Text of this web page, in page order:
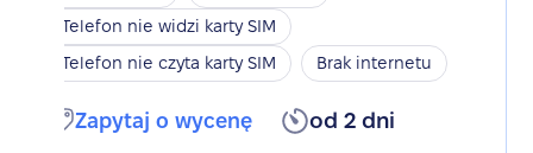
Telefon nie widzi karty SIM
Telefon nie czyta karty SIM
Brak internetu
Zapytaj o wycenę od 2 dni